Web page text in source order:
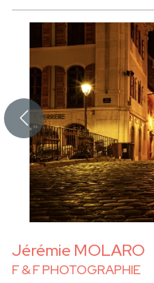
Jérémie MOLARO
F & F PHOTOGRAPHIE